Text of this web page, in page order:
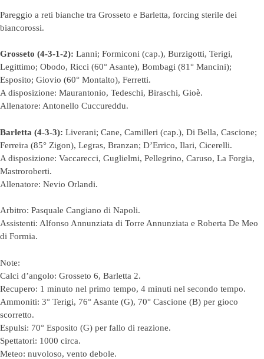
Pareggio a reti bianche tra Grosseto e Barletta, forcing sterile dei
biancorossi.
Grosseto (4-3-1-2): Lanni; Formiconi (cap.), Burzigotti, Terigi,
Legittimo; Obodo, Ricci (60° Asante), Bombagi (81° Mancini);
Esposito; Giovio (60° Montalto), Ferretti.
A disposizione: Maurantonio, Tedeschi, Biraschi, Gioè.
Allenatore: Antonello Cuccureddu.
Barletta (4-3-3): Liverani; Cane, Camilleri (cap.), Di Bella, Cascione;
Ferreira (85° Zigon), Legras, Branzan; D’Errico, Ilari, Cicerelli.
A disposizione: Vaccarecci, Guglielmi, Pellegrino, Caruso, La Forgia,
Mastroroberti.
Allenatore: Nevio Orlandi.
Arbitro: Pasquale Cangiano di Napoli.
Assistenti: Alfonso Annunziata di Torre Annunziata e Roberta De Meo
di Formia.
Note:
Calci d’angolo: Grosseto 6, Barletta 2.
Recupero: 1 minuto nel primo tempo, 4 minuti nel secondo tempo.
Ammoniti: 3° Terigi, 76° Asante (G), 70° Cascione (B) per gioco
scorretto.
Espulsi: 70° Esposito (G) per fallo di reazione.
Spettatori: 1000 circa.
Meteo: nuvoloso, vento debole.